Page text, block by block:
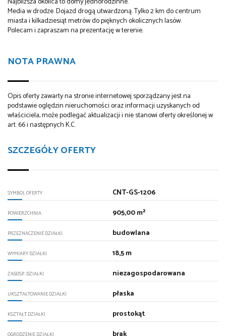
Media w drodze. Dojazd drogą utwardzoną. Tylko 2 km do centrum
miasta i kilkadziesiąt metrów do pięknych okolicznych lasów.
Polecam i zapraszam na prezentację w terenie.
NOTA PRAWNA
Opis oferty zawarty na stronie internetowej sporządzany jest na
podstawie oględzin nieruchomości oraz informacji uzyskanych od
właściciela, może podlegać aktualizacji i nie stanowi oferty określonej w
art. 66 i następnych K.C.
SZCZEGÓŁY OFERTY
SYMBOL OFERTY CNT-GS-1206
POWIERZCHNIA 905,00 m²
PRZEZNACZENIE DZIAŁKI budowlana
WYMIARY DZIAŁKI 18,5 m
ZAGOSP. DZIAŁKI niezagospodarowana
UKSZTAŁTOWANIE DZIAŁKI płaska
KSZTAŁT DZIAŁKI prostokąt
OGRODZENIE DZIAŁKI